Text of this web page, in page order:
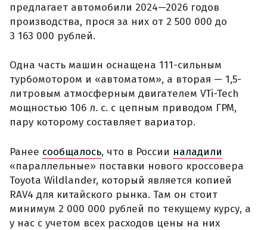
предлагает автомобили 2024—2026 годов
производства, прося за них от 2 500 000 до
3 163 000 рублей.
Одна часть машин оснащена 111-сильным
турбомотором и «автоматом», а вторая — 1,5-
литровым атмосферным двигателем VTi-Tech
мощностью 106 л. с. с цепным приводом ГРМ,
пару которому составляет вариатор.
Ранее сообщалось, что в России наладили
«параллельные» поставки нового кроссовера
Toyota Wildlander, который является копией
RAV4 для китайского рынка. Там он стоит
минимум 2 000 000 рублей по текущему курсу, а
у нас с учетом всех расходов цены на них